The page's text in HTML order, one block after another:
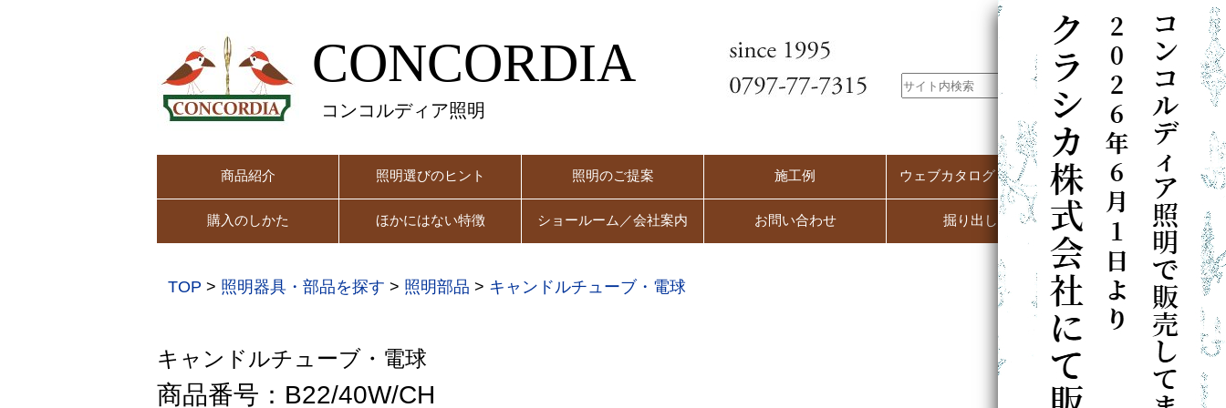
CONCORDIA
コンコルディア照明
商品紹介 照明選びのヒント 照明のご提案 施工例 ウェブカタログ（PC用）
購入のしかた ほかにはない特徴 ショールーム／会社案内 お問い合わせ 掘り出し市
TOP > 照明器具・部品を探す > 照明部品 > キャンドルチューブ・電球
キャンドルチューブ・電球
商品番号：B22/40W/CH